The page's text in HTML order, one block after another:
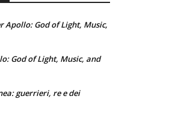
Apollo: God of Light, Music,
God of Light, Music, and
guerrieri, re e dei